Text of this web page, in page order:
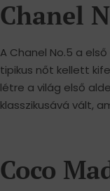
Chanel
A Chanel No.5 a
tipikus nőt kellett
létre a világ első
klasszikusává vált,
Coco